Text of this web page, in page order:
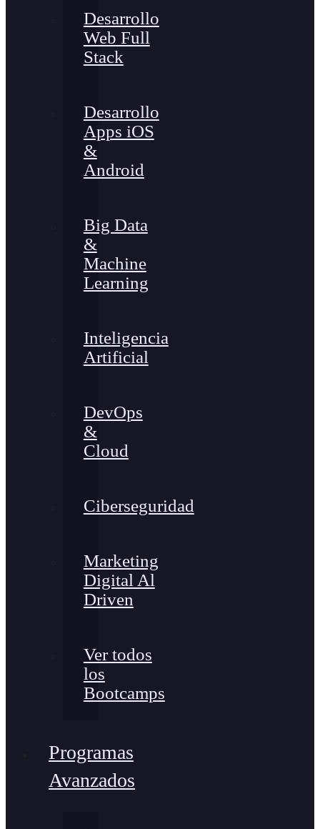
Desarrollo
Web Full
Stack
Desarrollo
Apps iOS
&
Android
Big Data
&
Machine
Learning
Inteligencia
Artificial
DevOps
&
Cloud
Ciberseguridad
Marketing
Digital Al
Driven
Ver todos
los
Bootcamps
Programas
Avanzados